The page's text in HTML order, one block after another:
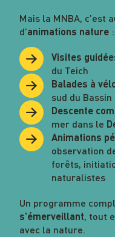
Mais la MNBA, c’est
d’animations nature :
Visites
du Teich
Balades à
sud du Bassin
Descente
mer dans le
Animations
observation
forêts,
naturalistes
Un programme
s’émerveillant, tout
avec la nature.